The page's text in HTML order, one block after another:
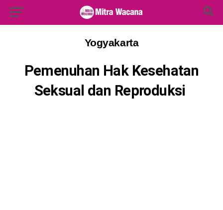
for:
Yogyakarta
Pemenuhan Hak Kesehatan
Seksual dan Reproduksi